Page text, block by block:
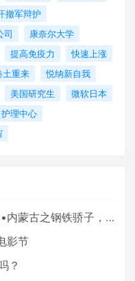
撤军辩护
司
康奈尔大学
提高免疫力
快速上涨
土重来
悦纳新自我
美国研究生
微软日本
护理中心
古之钢铁骄子，魅力包头
影节
？